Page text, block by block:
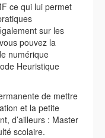
ce qui lui permet
sur les
pouvez la
numérique
Heuristique
de mettre
et la petite
d’ailleurs : Master
scolaire.